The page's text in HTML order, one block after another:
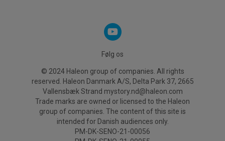
Følg os
© 2024 Haleon group of companies. All rights
reserved. Haleon Danmark A/S, Delta Park 37, 2665
Vallensbæk Strand mystory.nd@haleon.com
Trade marks are owned or licensed to the Haleon
group of companies. The content of this site is
intended for Danish audiences only.
PM-DK-SENO-21-00056